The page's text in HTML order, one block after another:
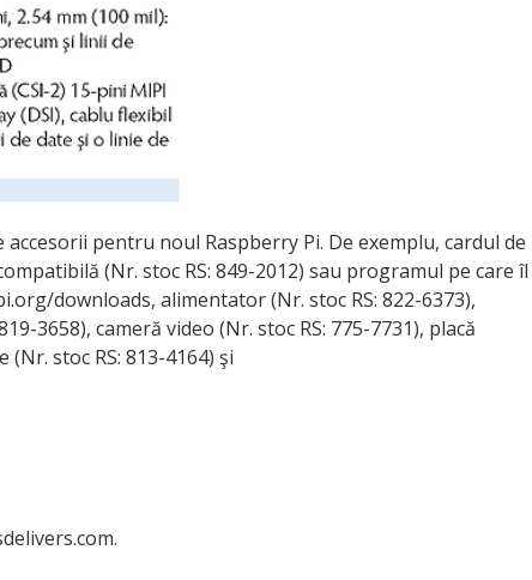
pentru noul Raspberry Pi. De exemplu, cardul de
(Nr. stoc RS: 849-2012) sau programul pe care îl
downloads, alimentator (Nr. stoc RS: 822-6373),
3658), cameră video (Nr. stoc RS: 775-7731), placă
stoc RS: 813-4164) şi